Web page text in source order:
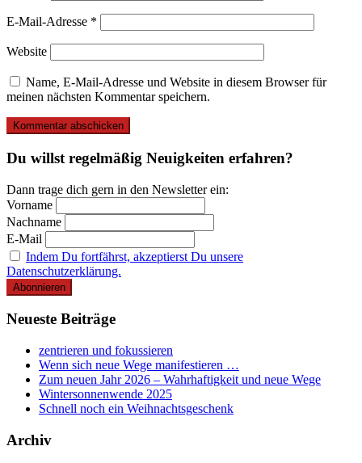
E-Mail-Adresse *
Website
Name, E-Mail-Adresse und Website in diesem Browser für
meinen nächsten Kommentar speichern.
Du willst regelmäßig Neuigkeiten erfahren?
Dann trage dich gern in den Newsletter ein:
Vorname
Nachname
E-Mail
Indem Du fortfährst, akzeptierst Du unsere
Datenschutzerklärung.
Neueste Beiträge
zentrieren und fokussieren
Wenn sich neue Wege manifestieren …
Zum neuen Jahr 2026 – Wahrhaftigkeit und neue Wege
Wintersonnenwende 2025
Schnell noch ein Weihnachtsgeschenk
Archiv